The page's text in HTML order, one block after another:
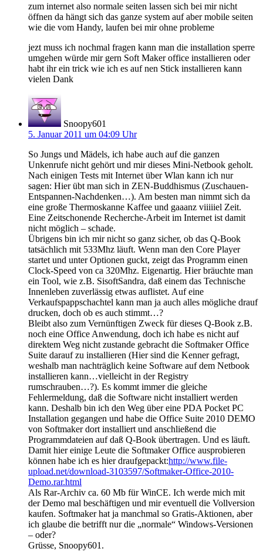
zum internet also normale seiten lassen sich bei mir nicht
öffnen da hängt sich das ganze system auf aber mobile seiten
wie die vom Handy, laufen bei mir ohne probleme
jezt muss ich nochmal fragen kann man die installation sperre
umgehen würde mir gern Soft Maker office installieren oder
habt ihr ein trick wie ich es auf nen Stick installieren kann
vielen Dank
Snoopy601
5. Januar 2011 um 04:09 Uhr
So Jungs und Mädels, ich habe auch auf die ganzen
Unkenrufe nicht gehört und mir dieses Mini-Netbook geholt.
Nach einigen Tests mit Internet über Wlan kann ich nur
sagen: Hier übt man sich in ZEN-Buddhismus (Zuschauen-
Entspannen-Nachdenken…). Am besten man nimmt sich da
eine große Thermoskanne Kaffee und gaaanz viiiiiel Zeit.
Eine Zeitschonende Recherche-Arbeit im Internet ist damit
nicht möglich – schade.
Übrigens bin ich mir nicht so ganz sicher, ob das Q-Book
tatsächlich mit 533Mhz läuft. Wenn man den Core Player
startet und unter Optionen guckt, zeigt das Programm einen
Clock-Speed von ca 320Mhz. Eigenartig. Hier bräuchte man
ein Tool, wie z.B. SisoftSandra, daß einem das Technische
Innenleben zuverlässig etwas auflistet. Auf eine
Verkaufspappschachtel kann man ja auch alles mögliche drauf
drucken, doch ob es auch stimmt…?
Bleibt also zum Vernünftigen Zweck für dieses Q-Book z.B.
noch eine Office Anwendung, doch ich habe es nicht auf
direktem Weg nicht zustande gebracht die Softmaker Office
Suite darauf zu installieren (Hier sind die Kenner gefragt,
weshalb man nachträglich keine Software auf dem Netbook
installieren kann…vielleicht in der Registry
rumschrauben…?). Es kommt immer die gleiche
Fehlermeldung, daß die Software nicht installiert werden
kann. Deshalb bin ich den Weg über eine PDA Pocket PC
Installation gegangen und habe die Office Suite 2010 DEMO
von Softmaker dort installiert und anschließend die
Programmdateien auf daß Q-Book übertragen. Und es läuft.
Damit hier einige Leute die Softmaker Office ausprobieren
können habe ich es hier draufgepackt:http://www.file-
upload.net/download-3103597/Softmaker-Office-2010-
Demo.rar.html
Als Rar-Archiv ca. 60 Mb für WinCE. Ich werde mich mit
der Demo mal beschäftigen und mir eventuell die Vollversion
kaufen. Softmaker hat ja manchmal so Gratis-Aktionen, aber
ich glaube die betrifft nur die „normale“ Windows-Versionen
– oder?
Grüsse, Snoopy601.